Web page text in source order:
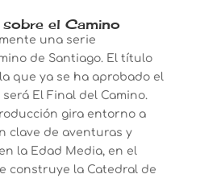
el Camino
una serie
de Santiago. El título
que ya se ha aprobado el
El Final del Camino.
gira entorno a
clave de aventuras y
la Edad Media, en el
construye la Catedral de